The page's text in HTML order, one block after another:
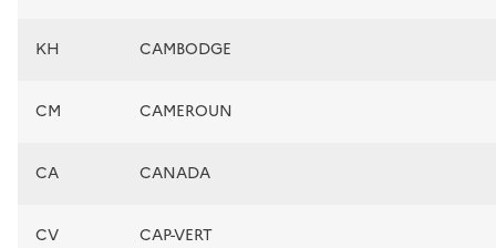
KH CAMBODGE
CM CAMEROUN
CA CANADA
CV CAP-VERT